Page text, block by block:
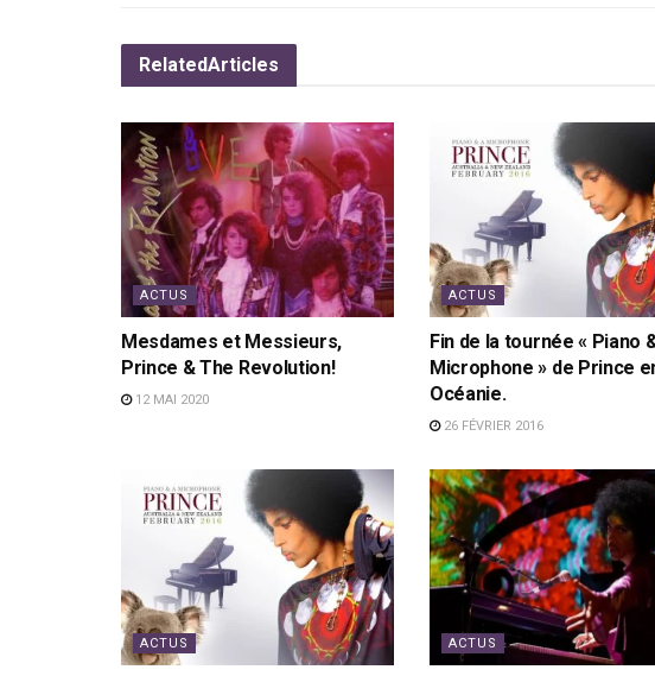
RelatedArticles
ACTUS
Mesdames et Messieurs,
Prince & The Revolution!
12 MAI 2020
ACTUS
Fin de la tournée « Piano
Microphone » de Prince
Océanie.
26 FÉVRIER 2016
ACTUS ACTUS